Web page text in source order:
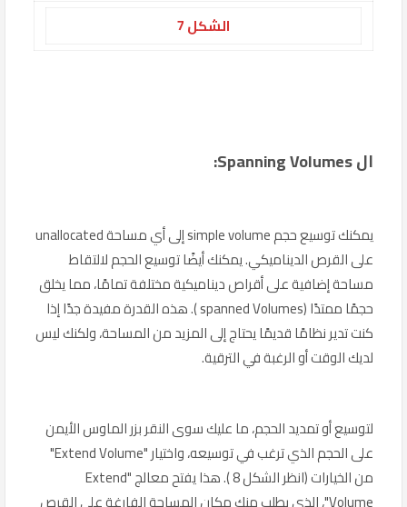
الشكل 7
ال Spanning Volumes:
يمكنك توسيع حجم simple volume إلى أي مساحة unallocated
على القرص الديناميكي. يمكنك أيضًا توسيع الحجم لالتقاط
مساحة إضافية على أقراص ديناميكية مختلفة تمامًا، مما يخلق
حجمًا ممتدًا (spanned Volumes ). هذه القدرة مفيدة جدًا إذا
كنت تدير نظامًا قديمًا يحتاج إلى المزيد من المساحة، ولكنك ليس
لديك الوقت أو الرغبة في الترقية.
لتوسيع أو تمديد الحجم، ما عليك سوى النقر بزر الماوس الأيمن
على الحجم الذي ترغب في توسيعه، واختيار "Extend Volume"
من الخيارات (انظر الشكل 8 ). هذا يفتح معالج "Extend